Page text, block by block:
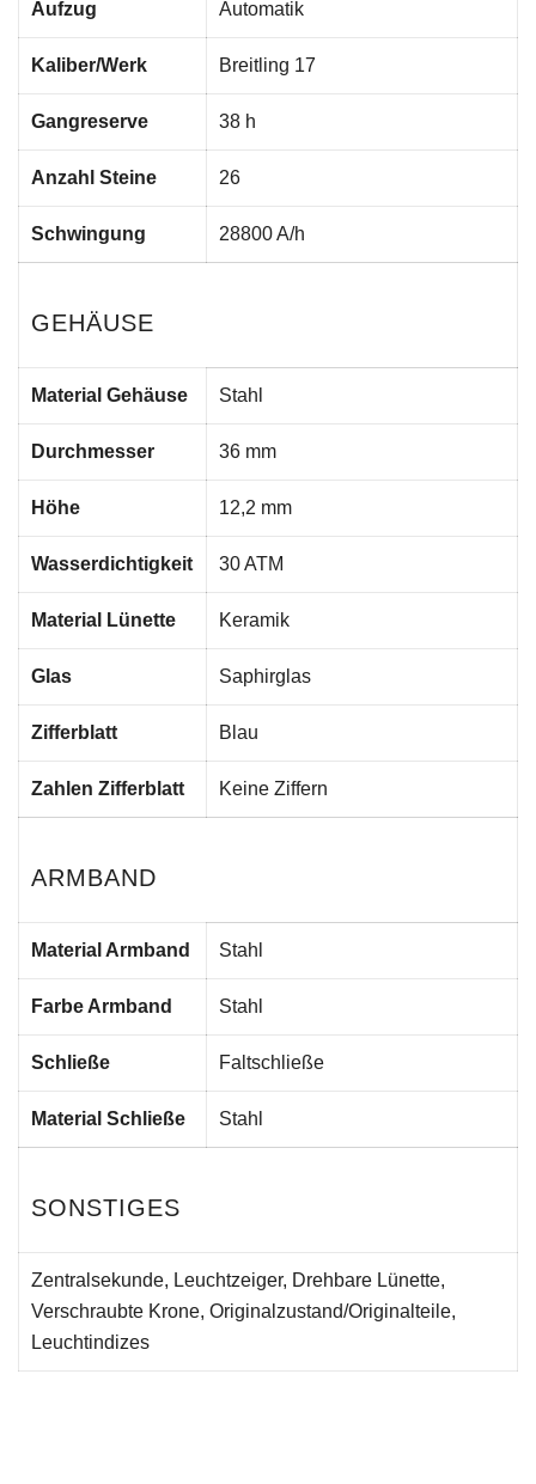
Aufzug Automatik
Kaliber/Werk Breitling 17
Gangreserve 38 h
Anzahl Steine 26
Schwingung 28800 A/h
GEHÄUSE
Material Gehäuse Stahl
Durchmesser 36 mm
Höhe 12,2 mm
Wasserdichtigkeit 30 ATM
Material Lünette Keramik
Glas Saphirglas
Zifferblatt Blau
Zahlen Zifferblatt Keine Ziffern
ARMBAND
Material Armband Stahl
Farbe Armband Stahl
Schließe Faltschließe
Material Schließe Stahl
SONSTIGES
Zentralsekunde, Leuchtzeiger, Drehbare Lünette,
Verschraubte Krone, Originalzustand/Originalteile,
Leuchtindizes